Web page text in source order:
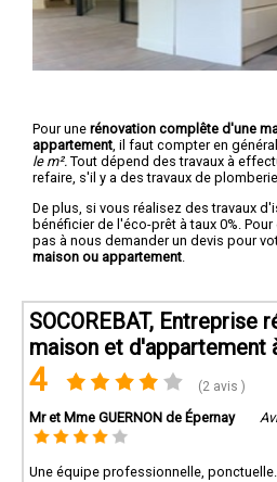
Pour une rénovation complête d'une
appartement , il faut compter en général
le m². Tout dépend des travaux à
refaire, s'il y a des travaux de plomberie
De plus, si vous réalisez des travaux
bénéficier de l'éco-prêt à taux 0%.
pas à nous demander un devis pour
maison ou appartement
SOCOREBAT, Entreprise
maison et d'appartement
4 (2 avis )
Mr et Mme GUERNON de Épernay
Une équipe professionnelle, ponctuelle.